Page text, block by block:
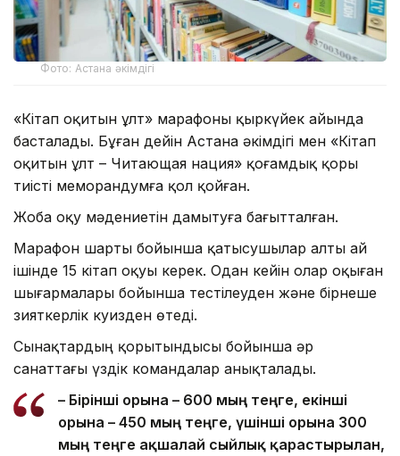
Фото: Астана әкімдігі
«Кітап оқитын ұлт» марафоны қыркүйек айында
басталады. Бұған дейін Астана әкімдігі мен «Кітап
оқитын ұлт – Читающая нация» қоғамдық қоры
тиісті меморандумға қол қойған.
Жоба оқу мәдениетін дамытуға бағытталған.
Марафон шарты бойынша қатысушылар алты ай
ішінде 15 кітап оқуы керек. Одан кейін олар оқыған
шығармалары бойынша тестілеуден және бірнеше
зияткерлік куизден өтеді.
Сынақтардың қорытындысы бойынша әр
санаттағы үздік командалар анықталады.
– Бірінші орынға – 600 мың теңге, екінші
орынға – 450 мың теңге, үшінші орынға 300
мың теңге ақшалай сыйлық қарастырылған,